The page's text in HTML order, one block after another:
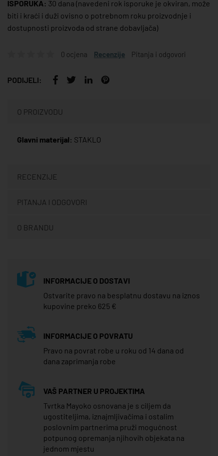
ISPORUKA: 30 dana (navedeni rok isporuke je okviran, može
biti i kraći i duži ovisno o potrebnom roku proizvodnje i
dostupnosti proizvoda od strane dobavljača)
0 ocjena Recenzije Pitanja i odgovori
PODIJELI:
O PROIZVODU
Glavni materijal: STAKLO
RECENZIJE
PITANJA I ODGOVORI
O BRANDU
INFORMACIJE O DOSTAVI
Ostvarite pravo na besplatnu dostavu na iznos
kupovine preko 625 €
INFORMACIJE O POVRATU
Pravo na povrat robe u roku od 14 dana od
dana zaprimanja robe
VAŠ PARTNER U PROJEKTIMA
Tvrtka Mayoko osnovana je s ciljem da
ugostiteljima, iznajmljivačima i ostalim
poslovnim partnerima pruži mogućnost
potpunog opremanja njihovih objekata na
jednom mjestu